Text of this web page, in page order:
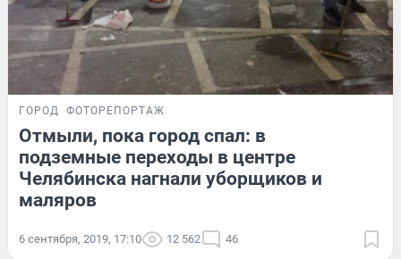
ГОРОД ФОТОРЕПОРТАЖ
Отмыли, пока город спал: в
подземные переходы в центре
Челябинска нагнали уборщиков и
маляров
6 сентября, 2019, 17:10 12 562 46